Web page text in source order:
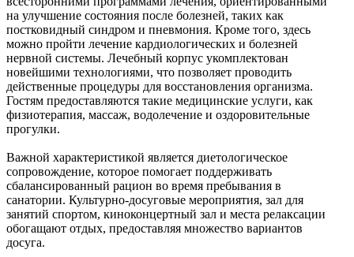
на улучшение состояния после болезней, таких как
постковидный синдром и пневмония. Кроме того, здесь
можно пройти лечение кардиологических и болезней
нервной системы. Лечебный корпус укомплектован
новейшими технологиями, что позволяет проводить
действенные процедуры для восстановления организма.
Гостям предоставляются такие медицинские услуги, как
физиотерапия, массаж, водолечение и оздоровительные
прогулки.
Важной характеристикой является диетологическое
сопровождение, которое помогает поддерживать
сбалансированный рацион во время пребывания в
санатории. Культурно-досуговые мероприятия, зал для
занятий спортом, киноконцертный зал и места релаксации
обогащают отдых, предоставляя множество вариантов
досуга.